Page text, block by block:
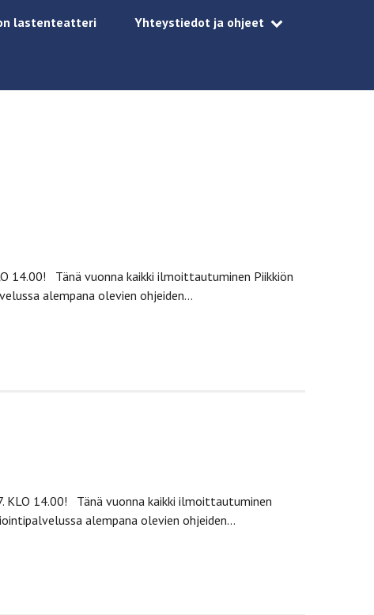
lastenteatteri Yhteystiedot ja ohjeet
14.00! Tänä vuonna kaikki ilmoittautuminen Piikkiön
alempana olevien ohjeiden…
KLO 14.00! Tänä vuonna kaikki ilmoittautuminen
alempana olevien ohjeiden…